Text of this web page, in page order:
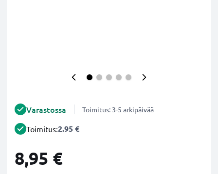
Varastossa Toimitus: 3-5 arkipäivää
Toimitus:2.95 €
8,95 €